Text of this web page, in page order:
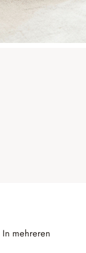
In mehreren